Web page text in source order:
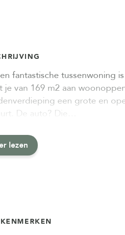
fantastische tussenwoning
je van 169 m2 aan
een grote en
De auto? Die…
lezen